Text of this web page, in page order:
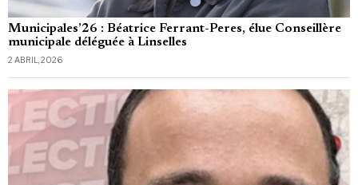
Municipales’26 : Béatrice Ferrant-Peres, élue Conseillère
municipale déléguée à Linselles
2 ABRIL, 2026